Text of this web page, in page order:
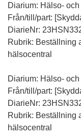
Diarium: Hälso-
Från/till/part:
DiarieNr:
Rubrik: Beställning
hälsocentral
Diarium: Hälso-
Från/till/part:
DiarieNr:
Rubrik: Beställning
hälsocentral